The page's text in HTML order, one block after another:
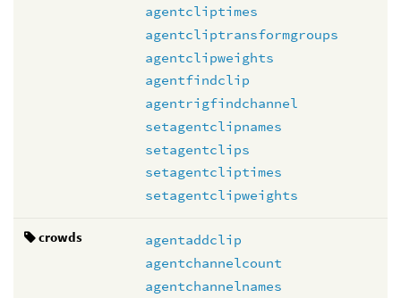
agentcliptimes
agentcliptransformgroups
agentclipweights
agentfindclip
agentrigfindchannel
setagentclipnames
setagentclips
setagentcliptimes
setagentclipweights
crowds
agentaddclip
agentchannelcount
agentchannelnames